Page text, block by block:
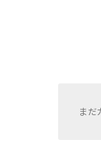
まだ